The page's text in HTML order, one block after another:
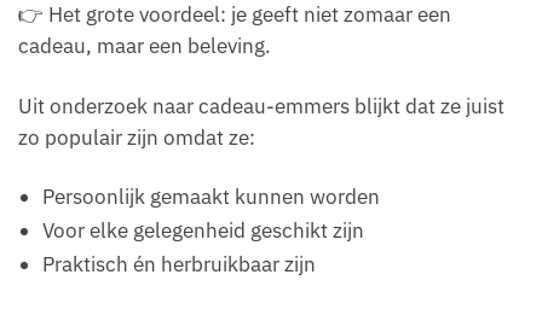
👉 Het grote voordeel: je geeft niet zomaar een
cadeau, maar een beleving.
Uit onderzoek naar cadeau-emmers blijkt dat ze juist
zo populair zijn omdat ze:
Persoonlijk gemaakt kunnen worden
Voor elke gelegenheid geschikt zijn
Praktisch én herbruikbaar zijn